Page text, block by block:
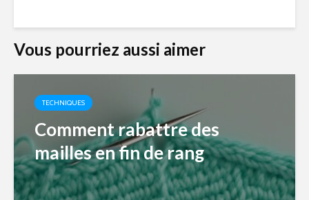
Vous pourriez aussi aimer
TECHNIQUES
Comment rabattre des
mailles en fin de rang